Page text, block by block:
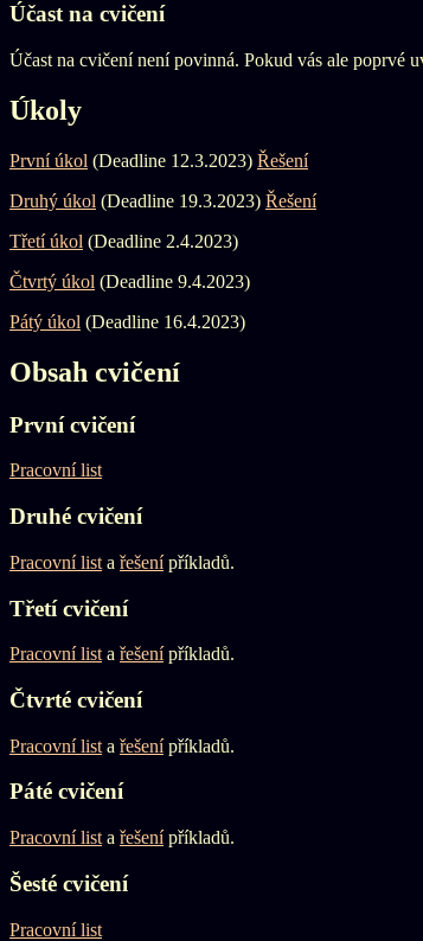
Účast na cvičení
Účast na cvičení není povinná. Pokud vás ale poprvé
Úkoly
První úkol (Deadline 12.3.2023) Řešení
Druhý úkol (Deadline 19.3.2023) Řešení
Třetí úkol (Deadline 2.4.2023)
Čtvrtý úkol (Deadline 9.4.2023)
Pátý úkol (Deadline 16.4.2023)
Obsah cvičení
První cvičení
Pracovní list
Druhé cvičení
Pracovní list a řešenípříkladů.
Třetí cvičení
Pracovní list a řešenípříkladů.
Čtvrté cvičení
Pracovní list a řešenípříkladů.
Páté cvičení
Pracovní list a řešenípříkladů.
Šesté cvičení
Pracovní list